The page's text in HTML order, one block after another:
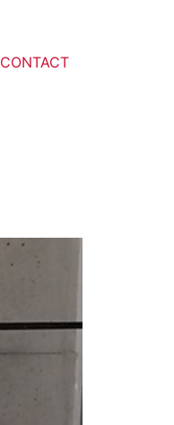
CONTACT